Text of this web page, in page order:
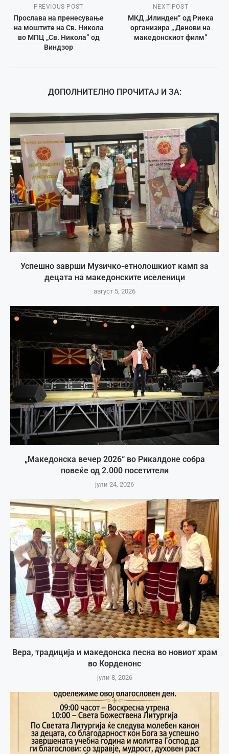
PREVIOUS POST
Прослава на пренесување
на моштите на Св. Никола
во МПЦ „Св. Никола” од
Виндзор
NEXT POST
МКД „Илинден” од Риека
организира „ Денови на
македонскиот филм”
ДОПОЛНИТЕЛНО ПРОЧИТАЈ И ЗА:
Успешно заврши Музичко-етнолошкиот камп за
децата на македонските иселеници
август 5, 2026
„Македонска вечер 2026“ во Рикалдоне собра
повеќе од 2.000 посетители
јули 24, 2026
Вера, традиција и македонска песна во новиот храм
во Корденонс
јули 8, 2026